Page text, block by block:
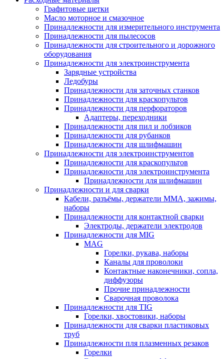
Графитовые щетки
Масло моторное и смазочное
Принадлежности для измерительного инструмента
Принадлежности для пылесосов
Принадлежности для строительного и дорожного
оборудования
Принадлежности для электроинструмента
Зарядные устройства
Ледобуры
Принадлежности для заточных станков
Принадлежности для краскопультов
Принадлежности для перфораторов
Адаптеры, переходники
Принадлежности для пил и лобзиков
Принадлежности для рубанков
Принадлежности для шлифмашин
Принадлежности для электроинструментов
Принадлежности для краскопультов
Принадлежности для электроинструмента
Принадлежности для шлифмашин
Принадлежности и для сварки
Кабели, разъёмы, держатели MMA, зажимы,
наборы
Принадлежности для контактной сварки
Электроды, держатели электродов
Принадлежности для MIG
MAG
Горелки, рукава, наборы
Каналы для проволоки
Контактные наконечники, сопла,
диффузоры
Прочие принадлежности
Сварочная проволока
Принадлежности для TIG
Горелки, хвостовики, наборы
Принадлежности для сварки пластиковых
труб
Принадлежности пля плазменных резаков
Горелки